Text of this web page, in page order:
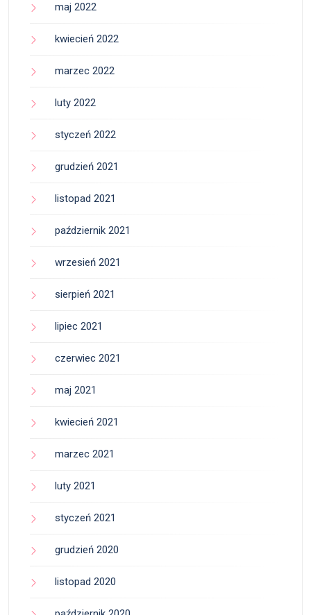
maj 2022
kwiecień 2022
marzec 2022
luty 2022
styczeń 2022
grudzień 2021
listopad 2021
październik 2021
wrzesień 2021
sierpień 2021
lipiec 2021
czerwiec 2021
maj 2021
kwiecień 2021
marzec 2021
luty 2021
styczeń 2021
grudzień 2020
listopad 2020